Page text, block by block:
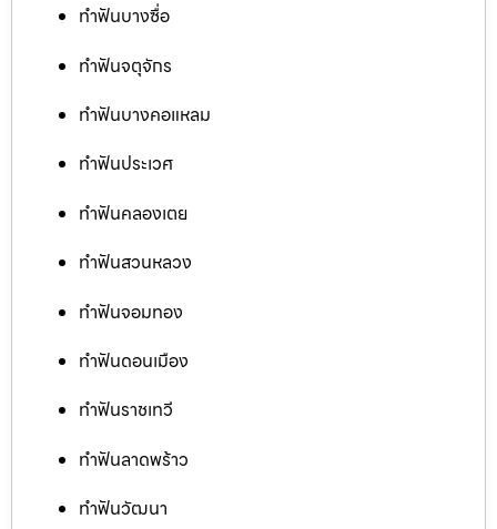
ทำฟันบางซื่อ
ทำฟันจตุจักร
ทำฟันบางคอแหลม
ทำฟันประเวศ
ทำฟันคลองเตย
ทำฟันสวนหลวง
ทำฟันจอมทอง
ทำฟันดอนเมือง
ทำฟันราชเทวี
ทำฟันลาดพร้าว
ทำฟันวัฒนา